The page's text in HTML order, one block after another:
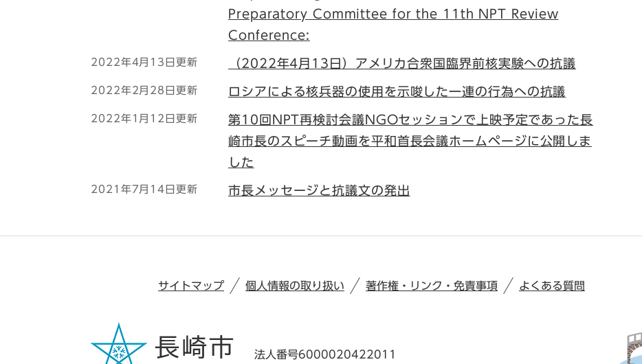
Preparatory Committee for the 11th NPT Review
Conference:
2022年4月13日更新 （2022年4月13日）アメリカ合衆国臨界前核実験への抗議
2022年2月28日更新 ロシアによる核兵器の使用を示唆した一連の行為への抗議
2022年1月12日更新
第10回NPT再検討会議NGOセッションで上映予定であった長
崎市長のスピーチ動画を平和首長会議ホームページに公開しま
した
2021年7月14日更新 市長メッセージと抗議文の発出
サイトマップ 個人情報の取り扱い 著作権・リンク・免責事項 よくある質問
法人番号6000020422011